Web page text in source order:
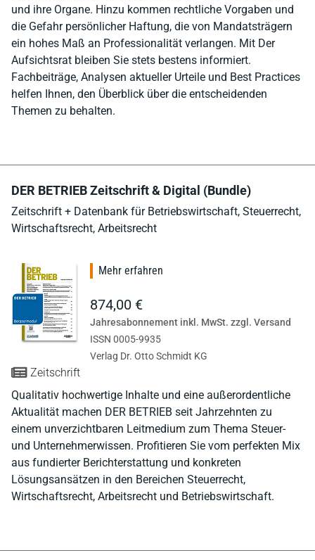
und ihre Organe. Hinzu kommen rechtliche Vorgaben und
die Gefahr persönlicher Haftung, die von Mandatsträgern
ein hohes Maß an Professionalität verlangen. Mit Der
Aufsichtsrat bleiben Sie stets bestens informiert.
Fachbeiträge, Analysen aktueller Urteile und Best Practices
helfen Ihnen, den Überblick über die entscheidenden
Themen zu behalten.
DER BETRIEB Zeitschrift & Digital (Bundle)
Zeitschrift + Datenbank für Betriebswirtschaft, Steuerrecht,
Wirtschaftsrecht, Arbeitsrecht
Zeitschrift
Qualitativ hochwertige Inhalte und eine außerordentliche
Aktualität machen DER BETRIEB seit Jahrzehnten zu
einem unverzichtbaren Leitmedium zum Thema Steuer-
und Unternehmerwissen. Profitieren Sie vom perfekten Mix
aus fundierter Berichterstattung und konkreten
Lösungsansätzen in den Bereichen Steuerrecht,
Wirtschaftsrecht, Arbeitsrecht und Betriebswirtschaft.
Mehr erfahren
874,00 €
Jahresabonnement inkl. MwSt. zzgl. Versand
ISSN 0005-9935
Verlag Dr. Otto Schmidt KG